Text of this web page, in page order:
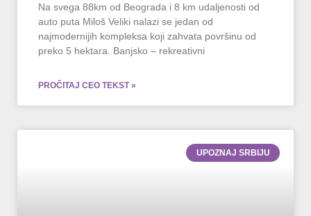
Na svega 88km od Beograda i 8 km udaljenosti od
auto puta Miloš Veliki nalazi se jedan od
najmodernijih kompleksa koji zahvata površinu od
preko 5 hektara. Banjsko – rekreativni
PROČITAJ CEO TEKST »
UPOZNAJ SRBIJU